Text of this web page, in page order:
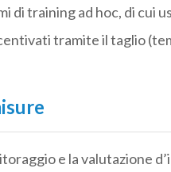
di training ad hoc, di cui
tramite il taglio
e la valutazione